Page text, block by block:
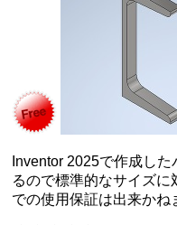
Inventor 2025で作成し
るので標準的なサイズ
での使用保証は出来かね